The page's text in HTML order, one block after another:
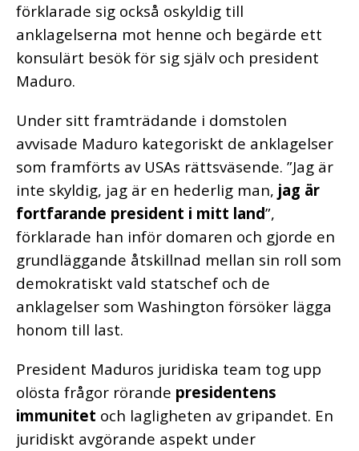
förklarade sig också oskyldig till
anklagelserna mot henne och begärde ett
konsulärt besök för sig själv och president
Maduro.
Under sitt framträdande i domstolen
avvisade Maduro kategoriskt de anklagelser
som framförts av USAs rättsväsende. ”Jag är
inte skyldig, jag är en hederlig man, jag är
fortfarande president i mitt land”,
förklarade han inför domaren och gjorde en
grundläggande åtskillnad mellan sin roll som
demokratiskt vald statschef och de
anklagelser som Washington försöker lägga
honom till last.
President Maduros juridiska team tog upp
olösta frågor rörande presidentens
immunitet och lagligheten av gripandet. En
juridiskt avgörande aspekt under